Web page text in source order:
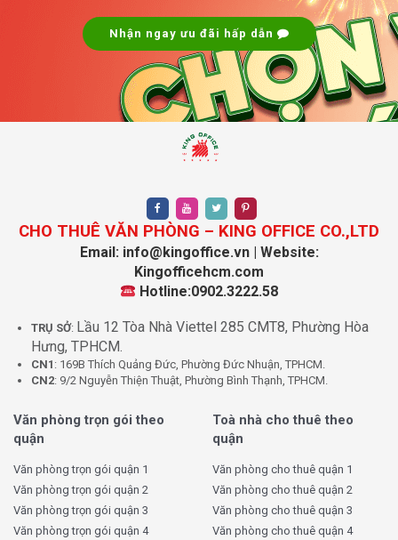
Nhận ngay ưu đãi hấp dẫn
CHO THUÊ VĂN PHÒNG – KING OFFICE CO.,LTD
Email: info@kingoffice.vn | Website:
Kingofficehcm.com
Hotline:0902.3222.58
TRỤ SỞ: Lầu 12 Tòa Nhà Viettel 285 CMT8, Phường Hòa
Hưng, TPHCM.
CN1 : 169B Thích Quảng Đức, Phường Đức Nhuận, TPHCM.
CN2: 9/2 Nguyễn Thiện Thuật, Phường Bình Thạnh, TPHCM.
Văn phòng trọn gói theo
quận
Văn phòng trọn gói quận 1
Văn phòng trọn gói quận 2
Văn phòng trọn gói quận 3
Văn phòng trọn gói quận 4
Toà nhà cho thuê theo
quận
Văn phòng cho thuê quận 1
Văn phòng cho thuê quận 2
Văn phòng cho thuê quận 3
Văn phòng cho thuê quận 4